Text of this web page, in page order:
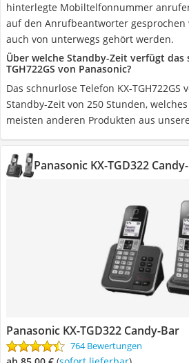
hinterlegte Mobiltelfonnummer
auf den Anrufbeantworter gesprochen
auch von unterwegs gehört werden.
Über welche Standby-Zeit verfügt das
TGH722GS von Panasonic?
Das schnurlose Telefon KX-TGH722GS
Standby-Zeit von 250 Stunden,
meisten anderen Produkten aus
Panasonic KX-TGD322
Panasonic KX-TGD322 Candy-Bar
764 Bewertungen